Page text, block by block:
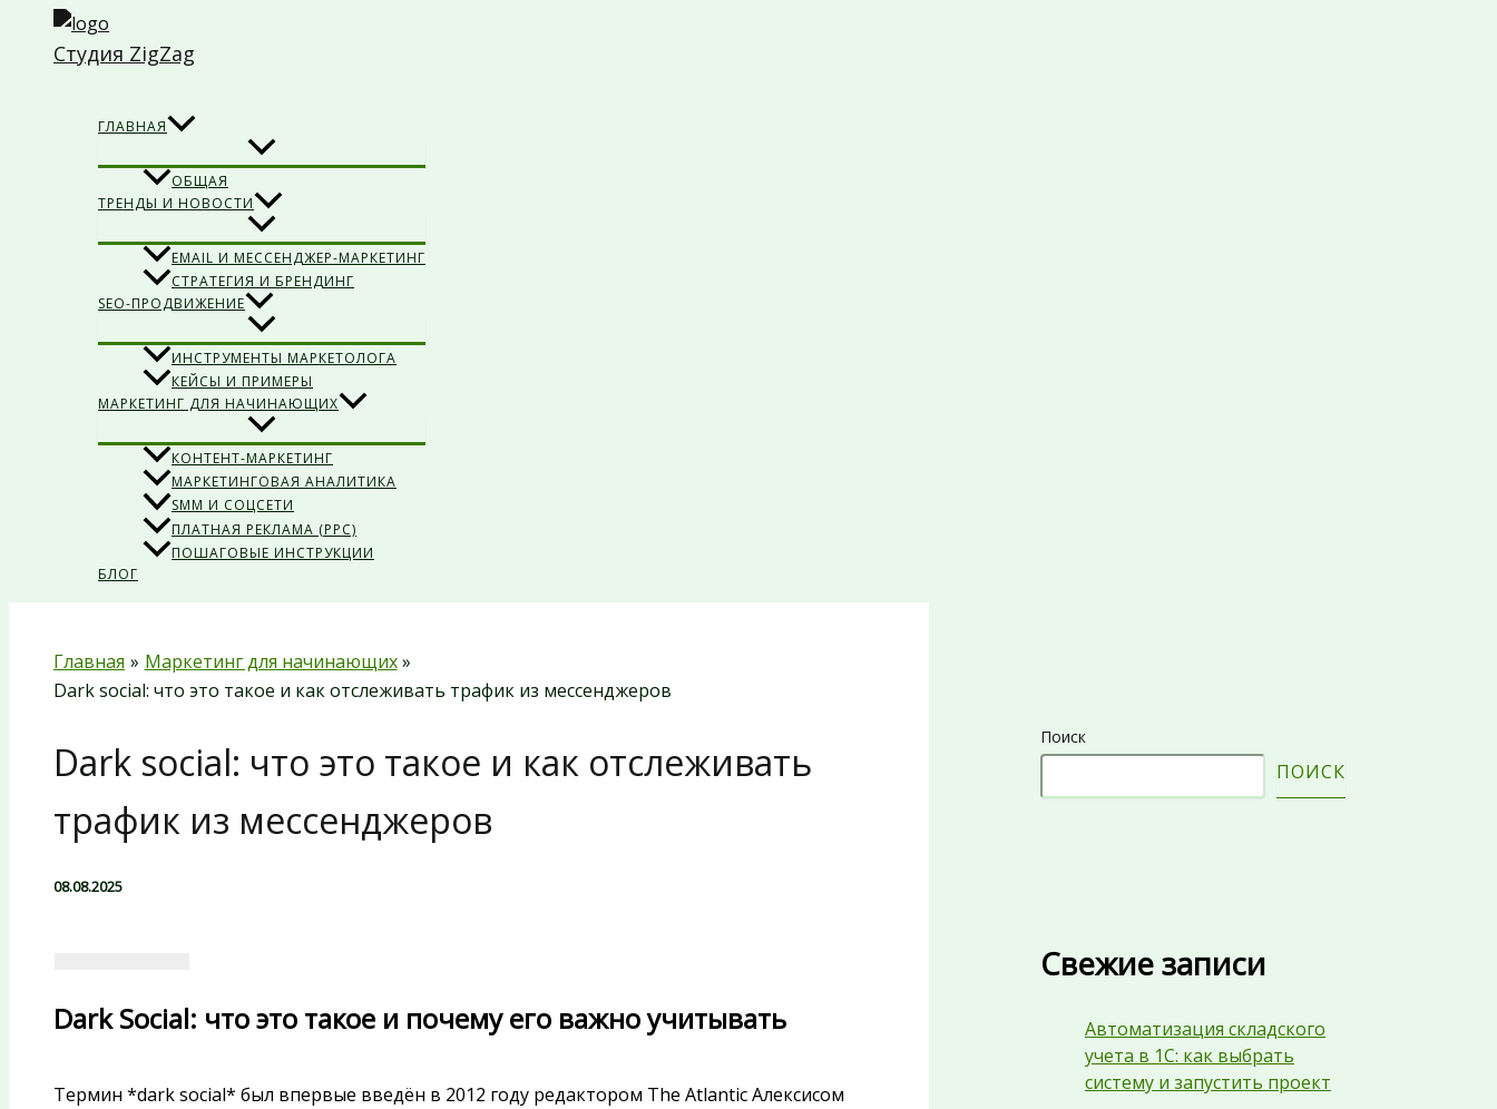
Перейти
Студия ZigZag
ГЛАВНАЯ
ОБЩАЯ
ТРЕНДЫ И НОВОСТИ
EMAIL И МЕССЕНДЖЕР-МАРКЕТИНГ
СТРАТЕГИЯ И БРЕНДИНГ
SEO-ПРОДВИЖЕНИЕ
ИНСТРУМЕНТЫ МАРКЕТОЛОГА
КЕЙСЫ И ПРИМЕРЫ
МАРКЕТИНГ ДЛЯ НАЧИНАЮЩИХ
КОНТЕНТ-МАРКЕТИНГ
МАРКЕТИНГОВАЯ АНАЛИТИКА
SMM И СОЦСЕТИ
ПЛАТНАЯ РЕКЛАМА (PPC)
ПОШАГОВЫЕ ИНСТРУКЦИИ
БЛОГ
Главная
Маркетинг для начинающих
Dark social: что это такое и как отслеживать трафик из мессенджеров
Dark social: что это такое и как отслеживать
трафик из мессенджеров
08.08.2025
Dark Social: что это такое и почему его важно учитывать
Термин *dark social* был впервые введён в 2012 году редактором The Atlantic Алексисом
Поиск
ПОИСК
Свежие записи
Автоматизация складского
учета в 1С: как выбрать
систему и запустить проект